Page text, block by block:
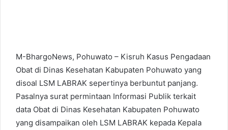
M-BhargoNews, Pohuwato – Kisruh Kasus Pengadaan
Obat di Dinas Kesehatan Kabupaten Pohuwato yang
disoal LSM LABRAK sepertinya berbuntut panjang.
Pasalnya surat permintaan Informasi Publik terkait
data Obat di Dinas Kesehatan Kabupaten Pohuwato
yang disampaikan oleh LSM LABRAK kepada Kepala